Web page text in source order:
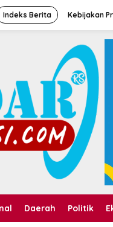
Indeks Berita Kebijakan
Daerah Politik